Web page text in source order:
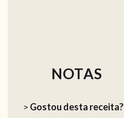
NOTAS
> Gostou desta receita?